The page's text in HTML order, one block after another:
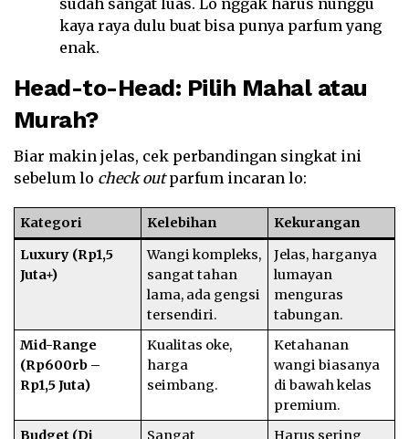
sudah sangat luas. Lo nggak harus nunggu
kaya raya dulu buat bisa punya parfum yang
enak.
Head-to-Head: Pilih Mahal atau
Murah?
Biar makin jelas, cek perbandingan singkat ini
sebelum lo check outparfum incaran lo:
Kategori Kelebihan
Kekurangan
Luxury (Rp1,5
Juta+)
Wangi kompleks,
sangat tahan
lama, ada gengsi
tersendiri.
Jelas, harganya
lumayan
menguras
tabungan.
Mid-Range
(Rp600rb –
Rp1,5 Juta)
Kualitas oke,
harga
seimbang.
Ketahanan
wangi biasanya
di bawah kelas
premium.